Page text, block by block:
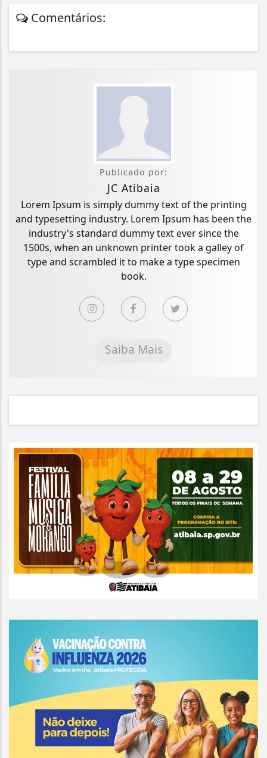
Comentários:
Publicado por:
JC Atibaia
Lorem Ipsum is simply dummy text of the printing
and typesetting industry. Lorem Ipsum has been the
industry's standard dummy text ever since the
1500s, when an unknown printer took a galley of
type and scrambled it to make a type specimen
book.
Saiba Mais